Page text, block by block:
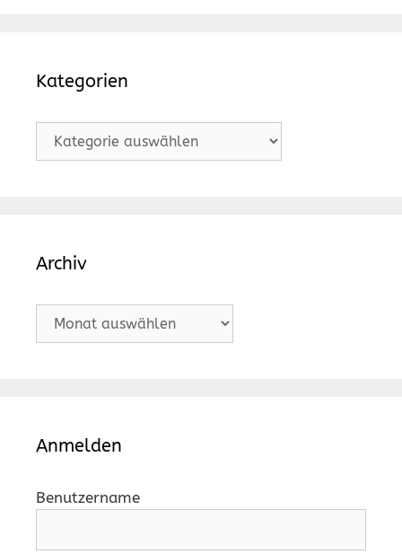
Kategorien
Kategorien
Archiv
Archiv
Anmelden
Benutzername